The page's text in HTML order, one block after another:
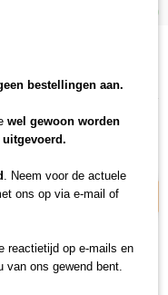
(0)
bestellingen aan.
wel gewoon worden
. Neem voor de actuele
ons op via e-mail of
reactietijd op e-mails en
van ons gewend bent.